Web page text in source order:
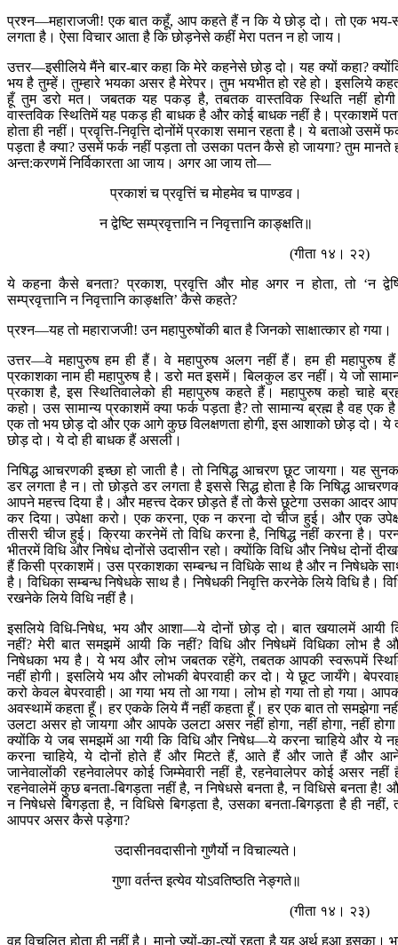
प्रश्न—महाराजजी! एक बात कहूँ, आप कहते हैं न कि ये छोड़ दो। तो एक भय-
लगता है। ऐसा विचार आता है कि छोड़नेसे कहीं मेरा पतन न हो जाय।
उत्तर—इसीलिये मैंने बार-बार कहा कि मेरे कहनेसे छोड़ दो। यह क्यों कहा?
भय है तुम्हें। तुम्हारे भयका असर है मेरेपर। तुम भयभीत हो रहे हो। इसलिये
हूँ तुम डरो मत। जबतक यह पकड़ है, तबतक वास्तविक स्थिति नहीं
वास्तविक स्थितिमें यह पकड़ ही बाधक है और कोई बाधक नहीं है। प्रकाशमें
होता ही नहीं। प्रवृत्ति-निवृत्ति दोनोंमें प्रकाश समान रहता है। ये बताओ उसमें
पड़ता है क्या? उसमें फर्क नहीं पड़ता तो उसका पतन कैसे हो जायगा? तुम मानते
अन्त:करणमें निर्विकारता आ जाय। अगर आ जाय तो—
प्रकाशं च प्रवृत्तिं च मोहमेव च पाण्डव।
न द्वेष्टि सम्प्रवृत्तानि न निवृत्तानि काङ्क्षति॥
(गीता १४। २२)
ये कहना कैसे बनता? प्रकाश, प्रवृत्ति और मोह अगर न होता, तो ‘न
सम्प्रवृत्तानि न निवृत्तानि काङ्क्षति’ कैसे कहते?
प्रश्न—यह तो महाराजजी! उन महापुरुषोंकी बात है जिनको साक्षात्कार हो गया।
उत्तर—वे महापुरुष हम ही हैं। वे महापुरुष अलग नहीं हैं। हम ही महापुरुष
प्रकाशका नाम ही महापुरुष है। डरो मत इसमें। बिलकुल डर नहीं। ये जो
प्रकाश है, इस स्थितिवालेको ही महापुरुष कहते हैं। महापुरुष कहो चाहे
कहो। उस सामान्य प्रकाशमें क्या फर्क पड़ता है? तो सामान्य ब्रह्म है वह एक
एक तो भय छोड़ दो और एक आगे कुछ विलक्षणता होगी, इस आशाको छोड़ दो। ये
छोड़ दो। ये दो ही बाधक हैं असली।
निषिद्ध आचरणकी इच्छा हो जाती है। तो निषिद्ध आचरण छूट जायगा। यह
डर लगता है न। तो छोड़ते डर लगता है इससे सिद्ध होता है कि निषिद्ध
आपने महत्त्व दिया है। और महत्त्व देकर छोड़ते हैं तो कैसे छूटेगा उसका आदर
कर दिया। उपेक्षा करो। एक करना, एक न करना दो चीज हुई। और एक
तीसरी चीज हुई। क्रिया करनेमें तो विधि करना है, निषिद्ध नहीं करना है।
भीतरमें विधि और निषेध दोनोंसे उदासीन रहो। क्योंकि विधि और निषेध दोनों
हैं किसी प्रकाशमें। उस प्रकाशका सम्बन्ध न विधिके साथ है और न निषेधके
है। विधिका सम्बन्ध निषेधके साथ है। निषेधकी निवृत्ति करनेके लिये विधि है।
रखनेके लिये विधि नहीं है।
इसलिये विधि-निषेध, भय और आशा—ये दोनों छोड़ दो। बात खयालमें आयी
नहीं? मेरी बात समझमें आयी कि नहीं? विधि और निषेधमें विधिका लोभ है
निषेधका भय है। ये भय और लोभ जबतक रहेंगे, तबतक आपकी स्वरूपमें
नहीं होगी। इसलिये भय और लोभकी बेपरवाही कर दो। ये छूट जायँगे।
करो केवल बेपरवाही। आ गया भय तो आ गया। लोभ हो गया तो हो गया।
अवस्थामें कहता हूँ। हर एकके लिये मैं नहीं कहता हूँ। हर एक बात तो समझेगा
उलटा असर हो जायगा और आपके उलटा असर नहीं होगा, नहीं होगा, नहीं
क्योंकि ये जब समझमें आ गयी कि विधि और निषेध—ये करना चाहिये और ये
करना चाहिये, ये दोनों होते हैं और मिटते हैं, आते हैं और जाते हैं और
जानेवालोंकी रहनेवालेपर कोई जिम्मेवारी नहीं है, रहनेवालेपर कोई असर नहीं
रहनेवालेमें कुछ बनता-बिगड़ता नहीं है, न निषेधसे बनता है, न विधिसे बनता है!
न निषेधसे बिगड़ता है, न विधिसे बिगड़ता है, उसका बनता-बिगड़ता है ही नहीं,
आपपर असर कैसे पड़ेगा?
उदासीनवदासीनो गुणैर्यो न विचाल्यते।
गुणा वर्तन्त इत्येव योऽवतिष्ठति नेङ्गते॥
(गीता १४। २३)
वह विचलित होता ही नहीं है। मानो ज्यों-का-त्यों रहता है यह अर्थ हुआ इसका।